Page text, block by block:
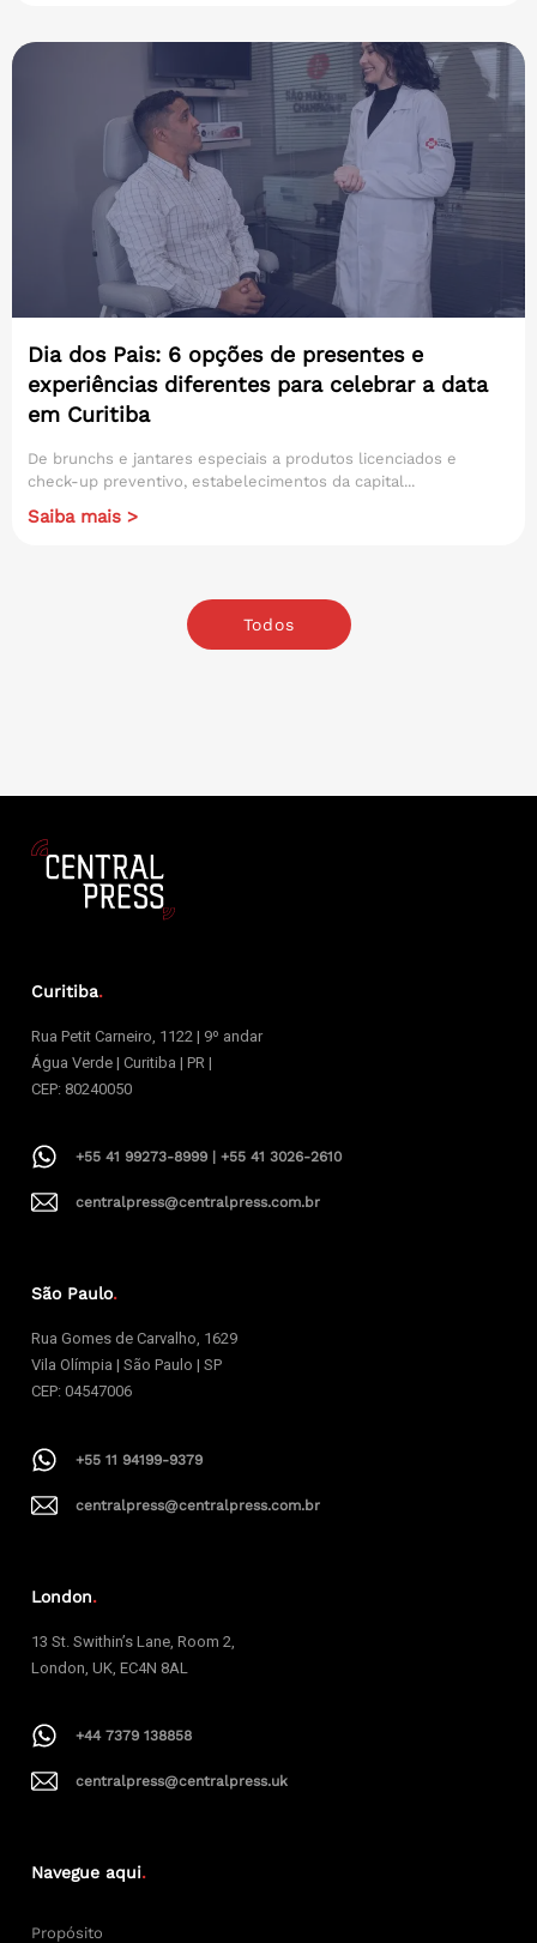
Dia dos Pais: 6 opções de presentes e
experiências diferentes para celebrar a data
em Curitiba
De brunchs e jantares especiais a produtos licenciados e
check-up preventivo, estabelecimentos da capital...
Saiba mais >
Todos
Curitiba.
Rua Petit Carneiro, 1122 | 9º andar
Água Verde | Curitiba | PR |
CEP: 80240050
+55 41 99273-8999 | +55 41 3026-2610
centralpress@centralpress.com.br
São Paulo.
Rua Gomes de Carvalho, 1629
Vila Olímpia | São Paulo | SP
CEP: 04547006
+55 11 94199-9379
centralpress@centralpress.com.br
London.
13 St. Swithin’s Lane, Room 2,
London, UK, EC4N 8AL
+44 7379 138858
centralpress@centralpress.uk
Navegue aqui.
Propósito